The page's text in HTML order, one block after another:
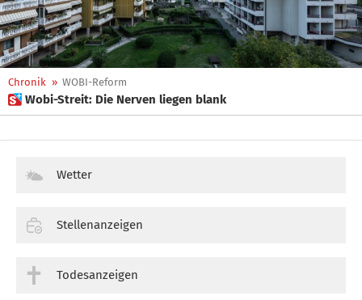
Chronik » WOBI-Reform
 Wobi-Streit: Die Nerven liegen blank
Wetter
Stellenanzeigen
Todesanzeigen